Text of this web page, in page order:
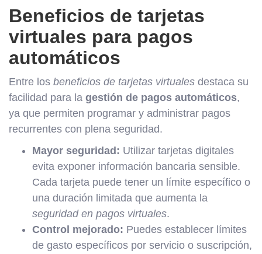
Beneficios de tarjetas
virtuales para pagos
automáticos
Entre los beneficios de tarjetas virtuales destaca su
facilidad para la gestión de pagos automáticos,
ya que permiten programar y administrar pagos
recurrentes con plena seguridad.
Mayor seguridad: Utilizar tarjetas digitales
evita exponer información bancaria sensible.
Cada tarjeta puede tener un límite específico o
una duración limitada que aumenta la
seguridad en pagos virtuales.
Control mejorado: Puedes establecer límites
de gasto específicos por servicio o suscripción,